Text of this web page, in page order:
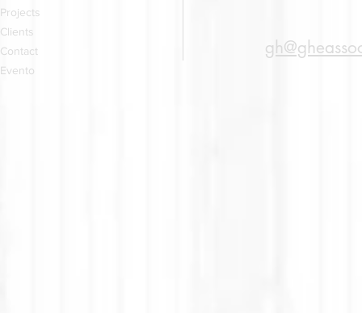
Projects
Clients
Contact
Evento